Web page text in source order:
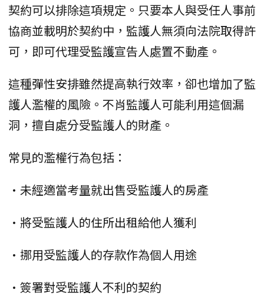
契約可以排除這項規定。只要本人與受任人事前
協商並載明於契約中，監護人無須向法院取得許
可，即可代理受監護宣告人處置不動產。
這種彈性安排雖然提高執行效率，卻也增加了監
護人濫權的風險。不肖監護人可能利用這個漏
洞，擅自處分受監護人的財產。
常見的濫權行為包括：
•未經適當考量就出售受監護人的房產
•將受監護人的住所出租給他人獲利
•挪用受監護人的存款作為個人用途
•簽署對受監護人不利的契約